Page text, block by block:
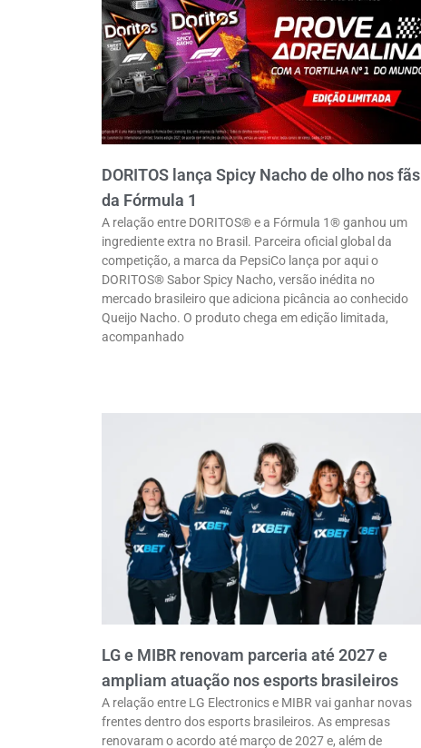
DORITOS lança Spicy Nacho de olho nos fãs
da Fórmula 1
A relação entre DORITOS® e a Fórmula 1® ganhou um
ingrediente extra no Brasil. Parceira oficial global da
competição, a marca da PepsiCo lança por aqui o
DORITOS® Sabor Spicy Nacho, versão inédita no
mercado brasileiro que adiciona picância ao conhecido
Queijo Nacho. O produto chega em edição limitada,
acompanhado
LG e MIBR renovam parceria até 2027 e
ampliam atuação nos esports brasileiros
A relação entre LG Electronics e MIBR vai ganhar novas
frentes dentro dos esports brasileiros. As empresas
renovaram o acordo até março de 2027 e, além de